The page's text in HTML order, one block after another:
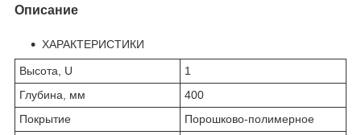
Описание
ХАРАКТЕРИСТИКИ
Высота, U
1
Глубина, мм
400
Покрытие
Порошково-полимерное